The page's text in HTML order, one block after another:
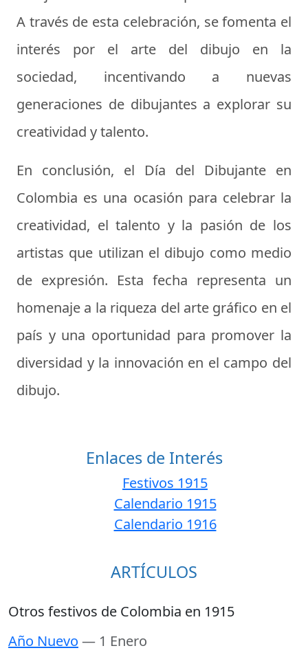
A través de esta celebración, se fomenta el
interés por el arte del dibujo en la
sociedad, incentivando a nuevas
generaciones de dibujantes a explorar su
creatividad y talento.
En conclusión, el Día del Dibujante en
Colombia es una ocasión para celebrar la
creatividad, el talento y la pasión de los
artistas que utilizan el dibujo como medio
de expresión. Esta fecha representa un
homenaje a la riqueza del arte gráfico en el
país y una oportunidad para promover la
diversidad y la innovación en el campo del
dibujo.
Enlaces de Interés
Festivos 1915
Calendario 1915
Calendario 1916
ARTÍCULOS
Otros festivos de Colombia en 1915
Año Nuevo — 1 Enero